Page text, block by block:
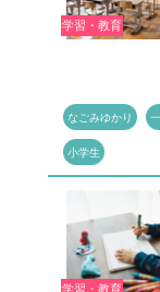
学習・教育
なごみゆかり
小学生
学習・教育